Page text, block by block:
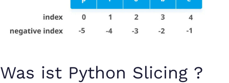
Was ist Python Slicing ?